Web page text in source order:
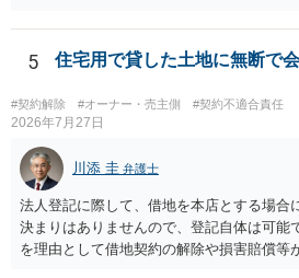
交渉である以上賃借人が拒んだ場合には入
良い方法と思います。
5 住宅用で貸した土地に無断で
#契約解除 #オーナー・売主側 #契約不適合責任
2026年7月27日
川添 圭 弁護士
法人登記に際して、借地を本店とする場合
決まりはありませんので、登記自体は可能
を理由として借地契約の解除や損害賠償等